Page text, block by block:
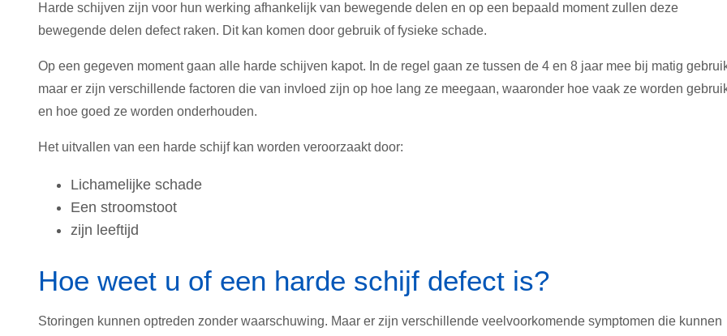
Harde schijven zijn voor hun werking afhankelijk van bewegende delen en op een bepaald moment zullen deze
bewegende delen defect raken. Dit kan komen door gebruik of fysieke schade.
Op een gegeven moment gaan alle harde schijven kapot. In de regel gaan ze tussen de 4 en 8 jaar mee bij matig
maar er zijn verschillende factoren die van invloed zijn op hoe lang ze meegaan, waaronder hoe vaak ze worden
en hoe goed ze worden onderhouden.
Het uitvallen van een harde schijf kan worden veroorzaakt door:
Lichamelijke schade
Een stroomstoot
zijn leeftijd
Hoe weet u of een harde schijf defect is?
Storingen kunnen optreden zonder waarschuwing. Maar er zijn verschillende veelvoorkomende symptomen die kunnen